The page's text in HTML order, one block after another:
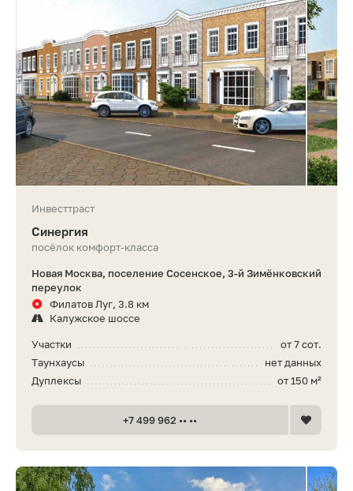
Инвесттраст
Синергия
посёлок комфорт-класса
Новая Москва, поселение Сосенское, 3-й Зимёнковский
переулок
Филатов Луг, 3.8 км
Калужское шоссе
от 7 сот.
Участки
нет данных
Таунхаусы
от 150 м²
Дуплексы
+7 499 962 •• ••